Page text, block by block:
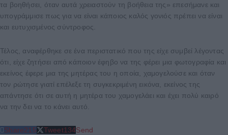
τα βοηθήσει, όταν αυτά χρειαστούν τη βοήθεια της» επεσήμανε και
υπογράμμισε πως για να είναι κάποιος καλός γονιός πρέπει να είναι
και ευτυχισμένος σύντροφος.
Τέλος, αναφέρθηκε σε ένα περιστατικό που της είχε συμβεί λέγοντας
ότι, είχε ζητήσει από κάποιον έφηβο να της φέρει μια φωτογραφία και
εκείνος έφερε μια της μητέρας του η οποία, χαμογελούσε και όταν
τον ρώτησε γιατί επέλεξε τη συγκεκριμένη εικόνα, εκείνος της
απάντησε ότι σε αυτή η μητέρα του χαμογελάει και έχει πολύ καιρό
να την δει να το κάνει αυτό.
Share215 Tweet134Send